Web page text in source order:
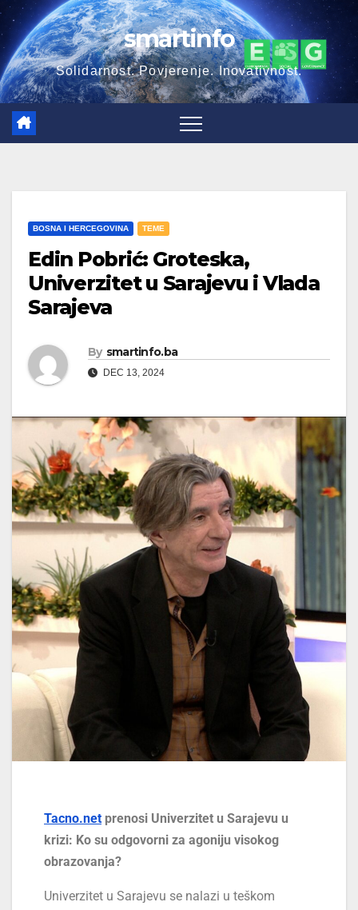
smartinfo
Solidarnost. Povjerenje. Inovativnost.
BOSNA I HERCEGOVINA TEME
Edin Pobrić: Groteska,
Univerzitet u Sarajevu i Vlada
Sarajeva
By smartinfo.ba
DEC 13, 2024
Tacno.net prenosi Univerzitet u Sarajevu u
krizi: Ko su odgovorni za agoniju visokog
obrazovanja?
Univerzitet u Sarajevu se nalazi u teškom